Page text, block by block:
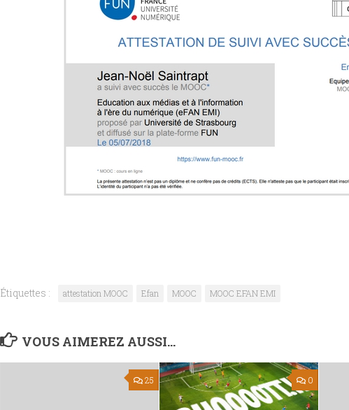
Étiquettes : attestation MOOC Efan MOOC MOOC EFAN EMI
VOUS AIMEREZ AUSSI...
25 0